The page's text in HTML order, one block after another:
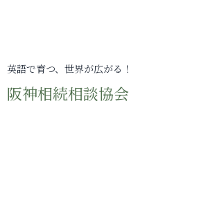
英語で育つ、世界が広がる！
阪神相続相談協会